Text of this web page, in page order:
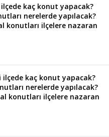
ilçede kaç konut yapacak?
nerelerde yapılacak?
konutları ilçelere nazaran
ilçede kaç konut yapacak?
nerelerde yapılacak?
konutları ilçelere nazaran